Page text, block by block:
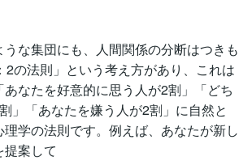
な集団にも、人間関係の分断はつきも
2の法則」という考え方があり、これは
あなたを好意的に思う人が2割」「どち
」「あなたを嫌う人が2割」に自然と
学の法則です。例えば、あなたが新し
案して